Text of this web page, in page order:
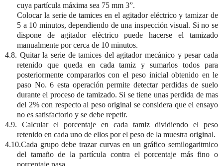
cuya partícula máxima sea 75 mm 3”.
Colocar la serie de tamices en el agitador eléctrico y tamizar de
5 a 10 minutos, dependiendo de una inspección visual. Si no se
dispone de agitador eléctrico puede hacerse el tamizado
manualmente por cerca de 10 minutos.
4.8. Quitar la serie de tamices del agitador mecánico y pesar cada
retenido que queda en cada tamiz y sumarlos todos para
posteriormente compararlos con el peso inicial obtenido en le
paso No. 6 esta operación permite detectar perdidas de suelo
durante el proceso de tamizado. Si se tiene unas perdida de mas
del 2% con respecto al peso original se considera que el ensayo
no es satisfactorio y se debe repetir.
4.9. Calcular el porcentaje en cada tamiz dividiendo el peso
retenido en cada uno de ellos por el peso de la muestra original.
4.10.Cada grupo debe trazar curvas en un gráfico semilogaritmico
del tamaño de la partícula contra el porcentaje más fino o
porcentaje pasa.